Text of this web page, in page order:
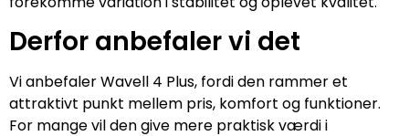
Derfor anbefaler vi det
Vi anbefaler Wavell 4 Plus, fordi den rammer et
attraktivt punkt mellem pris, komfort og funktioner.
For mange vil den give mere praktisk værdi i